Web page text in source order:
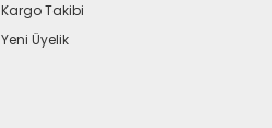
Kargo Takibi
Yeni Üyelik